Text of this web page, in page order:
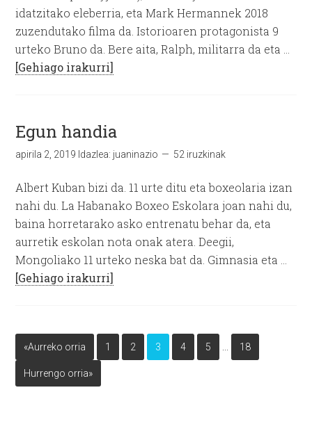
idatzitako eleberria, eta Mark Hermannek 2018
zuzendutako filma da. Istorioaren protagonista 9
urteko Bruno da. Bere aita, Ralph, militarra da eta …
[Gehiago irakurri]
Egun handia
apirila 2, 2019 Idazlea: juaninazio 52 iruzkinak
Albert Kuban bizi da. 11 urte ditu eta boxeolaria izan
nahi du. La Habanako Boxeo Eskolara joan nahi du,
baina horretarako asko entrenatu behar da, eta
aurretik eskolan nota onak atera. Deegii,
Mongoliako 11 urteko neska bat da. Gimnasia eta …
[Gehiago irakurri]
«Aurreko orria 1 2 3 4 5 18
Hurrengo orria»